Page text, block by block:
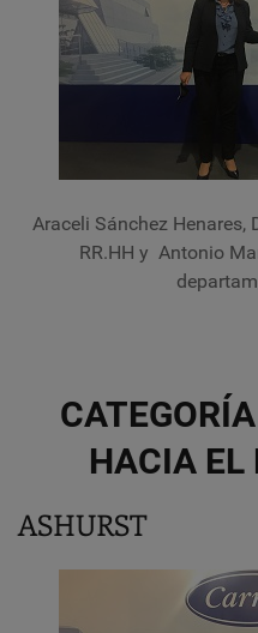
Araceli Sánchez Henares,
RR.HH y Antonio
HACIA EL
ASHURST